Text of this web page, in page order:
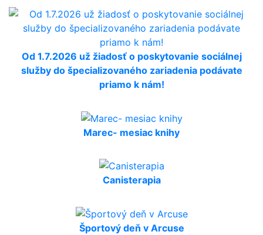
Od 1.7.2026 už žiadosť o poskytovanie sociálnej
služby do špecializovaného zariadenia podávate
priamo k nám!
Marec- mesiac knihy
Canisterapia
Športový deň v Arcuse